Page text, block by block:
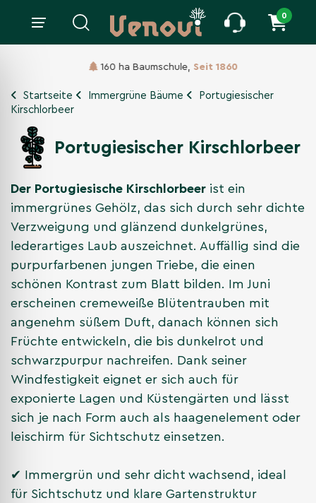
0
160 ha Baumschule, Seit 1860
Startseite Immergrüne Bäume
Portugiesischer
Kirschlorbeer
Portugiesischer Kirschlorbeer
Der Portugiesische Kirschlorbeer ist ein
immergrünes Gehölz, das sich durch sehr dichte
Verzweigung und glänzend dunkelgrünes,
lederartiges Laub auszeichnet. Auffällig sind die
purpurfarbenen jungen Triebe, die einen
schönen Kontrast zum Blatt bilden. Im Juni
erscheinen cremeweiße Blütentrauben mit
angenehm süßem Duft, danach können sich
Früchte entwickeln, die bis dunkelrot und
schwarzpurpur nachreifen. Dank seiner
Windfestigkeit eignet er sich auch für
exponierte Lagen und Küstengärten und lässt
sich je nach Form auch als haagenelement oder
leischirm für Sichtschutz einsetzen.
✔ Immergrün und sehr dicht wachsend, ideal
für Sichtschutz und klare Gartenstruktur